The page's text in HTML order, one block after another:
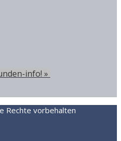
info! »
Rechte vorbehalten